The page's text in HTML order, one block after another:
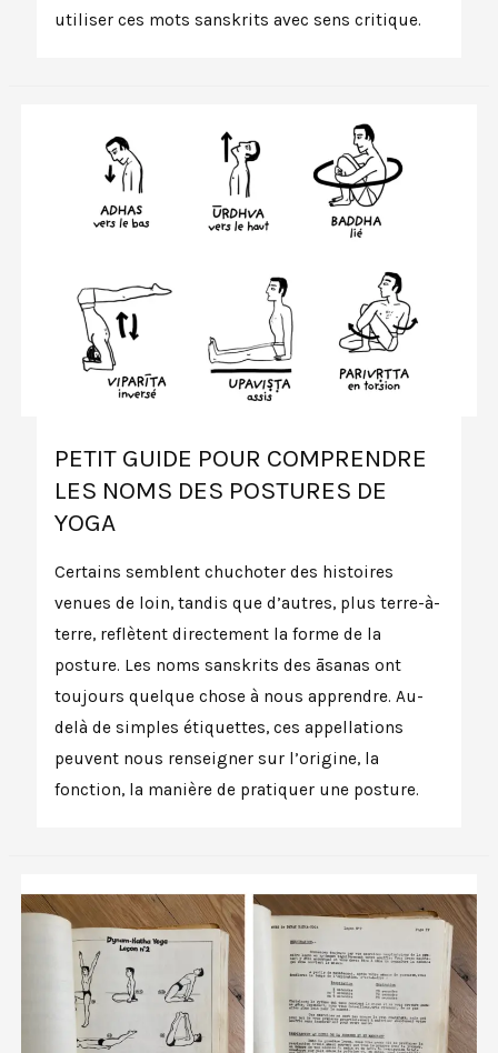
utiliser ces mots sanskrits avec sens critique.
PETIT GUIDE POUR COMPRENDRE
LES NOMS DES POSTURES DE
YOGA
Certains semblent chuchoter des histoires
venues de loin, tandis que d’autres, plus terre-à-
terre, reflètent directement la forme de la
posture. Les noms sanskrits des āsanas ont
toujours quelque chose à nous apprendre. Au-
delà de simples étiquettes, ces appellations
peuvent nous renseigner sur l’origine, la
fonction, la manière de pratiquer une posture.